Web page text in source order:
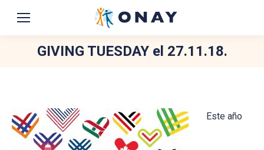
GIVING TUESDAY el 27.11.18.
Este año